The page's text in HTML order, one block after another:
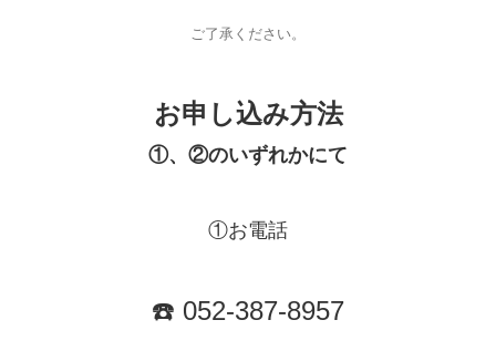
ご了承ください。
お申し込み方法
①、②のいずれかにて
①お電話
☎️ 052-387-8957